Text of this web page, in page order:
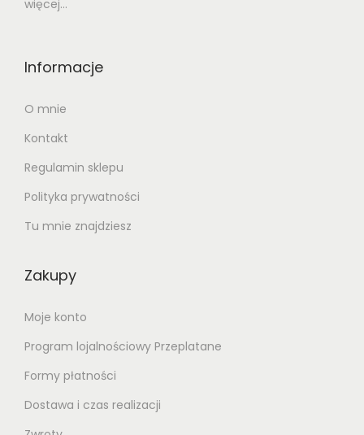
więcej...
Informacje
O mnie
Kontakt
Regulamin sklepu
Polityka prywatności
Tu mnie znajdziesz
Zakupy
Moje konto
Program lojalnościowy Przeplatane
Formy płatności
Dostawa i czas realizacji